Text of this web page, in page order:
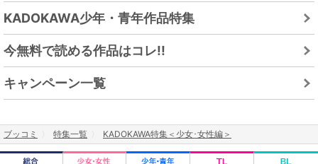
KADOKAWA少年・青年作品特集
今無料で読める作品はコレ!!
キャンペーン一覧
ブッコミ 特集一覧 KADOKAWA特集＜少女･女性編＞